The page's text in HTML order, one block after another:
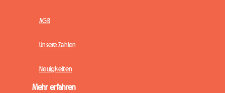
AGB
Unsere Zahlen
Neuigkeiten
Mehr erfahren